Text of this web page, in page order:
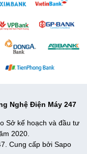
(phía trước - bên trái
không khí, từ đó
gia tăng hiệu suất
máy sát tường mà
ưu.
Nghệ Điện Máy 247
Sở kế hoạch và đầu tư
2020.
Cung cấp bởi Sapo